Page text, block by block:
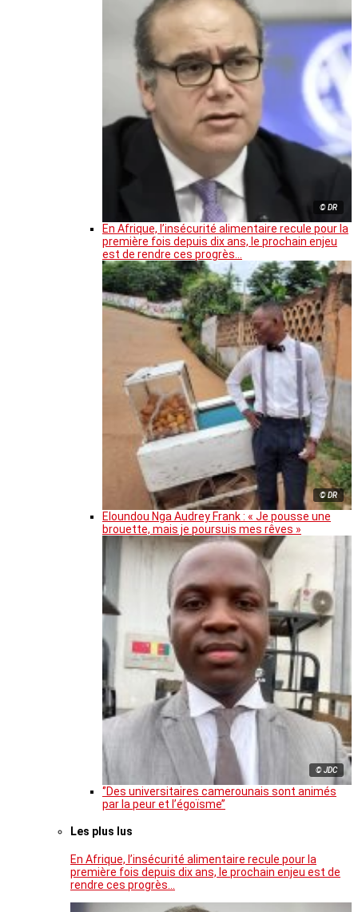
© DR
En Afrique, l’insécurité alimentaire recule pour la
première fois depuis dix ans, le prochain enjeu
est de rendre ces progrès…
© DR
Eloundou Nga Audrey Frank : « Je pousse une
brouette, mais je poursuis mes rêves »
© JDC
‘’Des universitaires camerounais sont animés
par la peur et l’égoïsme’’
Les plus lus
En Afrique, l’insécurité alimentaire recule pour la
première fois depuis dix ans, le prochain enjeu est de
rendre ces progrès…